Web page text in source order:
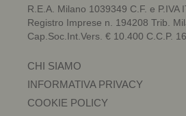
R.E.A. Milano 1039349 C.F. e P.IVA
Registro Imprese n. 194208 Trib.
Cap.Soc.Int.Vers. € 10.400 C.C.P.
CHI SIAMO
INFORMATIVA PRIVACY
COOKIE POLICY